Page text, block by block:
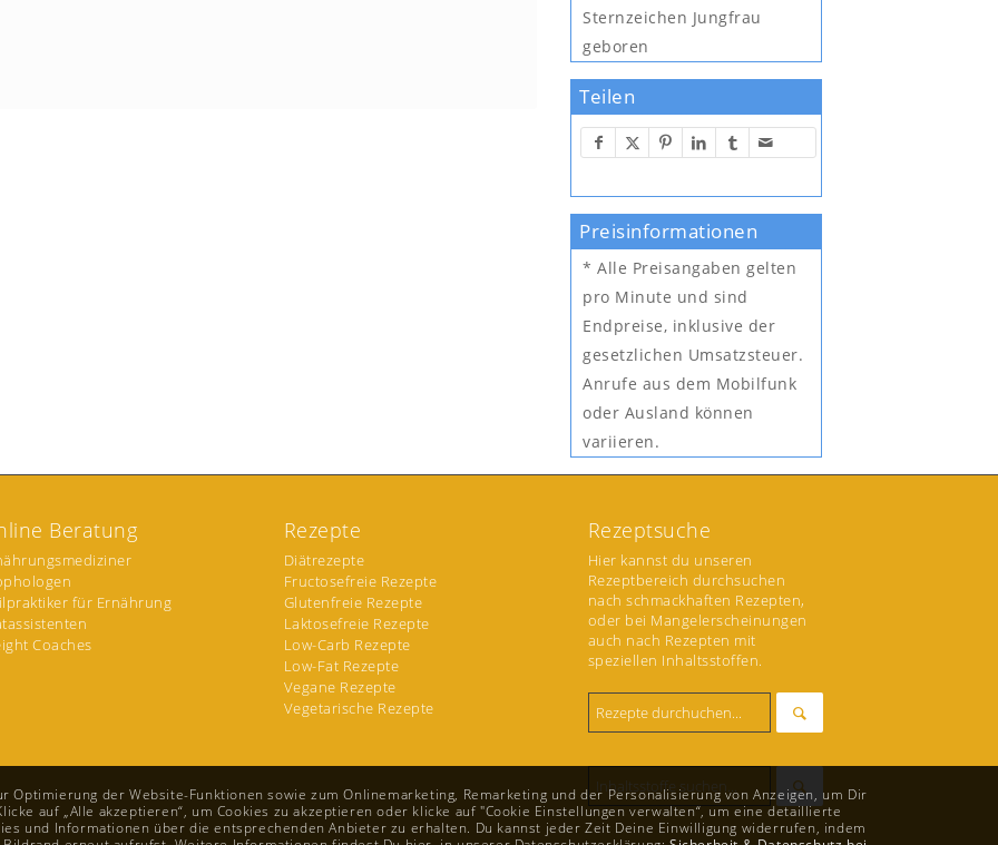
Sternzeichen Jungfrau
geboren
Teilen
Preisinformationen
* Alle Preisangaben gelten
pro Minute und sind
Endpreise, inklusive der
gesetzlichen Umsatzsteuer.
Anrufe aus dem Mobilfunk
oder Ausland können
variieren.
Beratung
für Ernährung
Coaches
Rezepte
Diätrezepte
Fructosefreie Rezepte
Glutenfreie Rezepte
Laktosefreie Rezepte
Low-Carb Rezepte
Low-Fat Rezepte
Vegane Rezepte
Vegetarische Rezepte
Rezeptsuche
Hier kannst du unseren
Rezeptbereich durchsuchen
nach schmackhaften Rezepten,
oder bei Mangelerscheinungen
auch nach Rezepten mit
speziellen Inhaltsstoffen.
Optimierung der Website-Funktionen sowie zum Onlinemarketing, Remarketing und der Personalisierung von Anzeigen, um Dir
auf „Alle akzeptieren“, um Cookies zu akzeptieren oder klicke auf "Cookie Einstellungen verwalten“, um eine detaillierte
und Informationen über die entsprechenden Anbieter zu erhalten. Du kannst jeder Zeit Deine Einwilligung widerrufen, indem